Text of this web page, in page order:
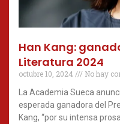
Han Kang:
Literatura 2024
octubre 10, 2024
No hay
La Academia Sueca
esperada ganadora del
Kang, “por su intensa